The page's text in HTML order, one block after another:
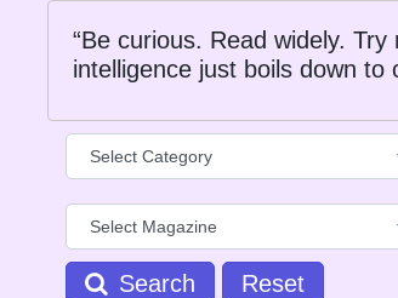
“Be curious. Read widely. Try
intelligence just boils down to
Search
Reset